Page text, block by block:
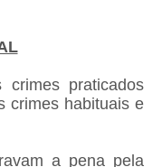
praticados
crimes habituais e
a pena pela